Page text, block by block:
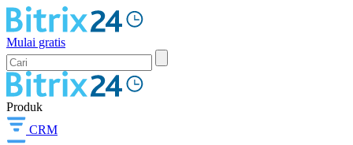
Mulai gratis
Produk
CRM